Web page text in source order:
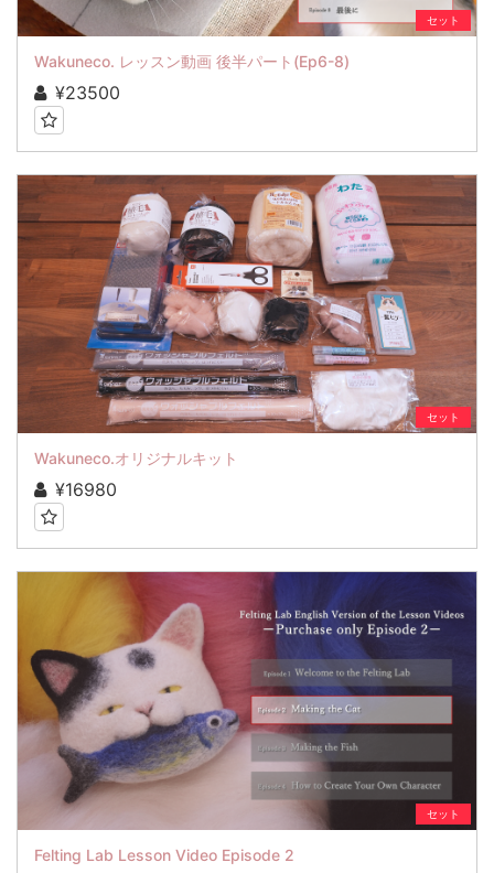
セット
Wakuneco. レッスン動画 後半パート(Ep6-8)
¥23500
セット
Wakuneco.オリジナルキット
¥16980
セット
Felting Lab Lesson Video Episode 2